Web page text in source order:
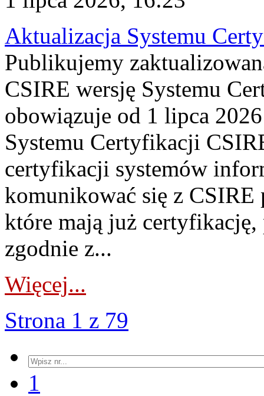
Aktualizacja Systemu
Publikujemy
CSIRE wersję Systemu
obowiązuje od 1 lipca
Systemu Certyfikacji
certyfikacji systemów
komunikować się z
które mają już
zgodnie z...
Więcej...
Strona 1 z 79
1